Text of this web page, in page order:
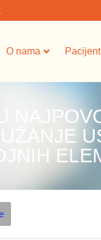
O nama Pacijent